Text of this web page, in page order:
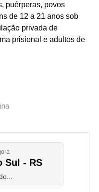
puérperas, povos
de 12 a 21 anos sob
privada de
prisional e adultos de
Sul - RS